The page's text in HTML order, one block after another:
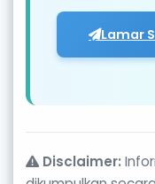
Lamar
Disclaimer: